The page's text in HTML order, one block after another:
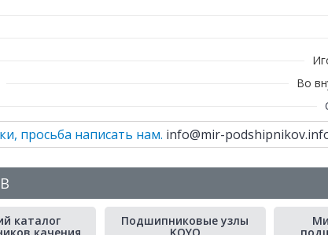
Во
просьба написать нам. info@mir-
каталог Подшипниковые узлы